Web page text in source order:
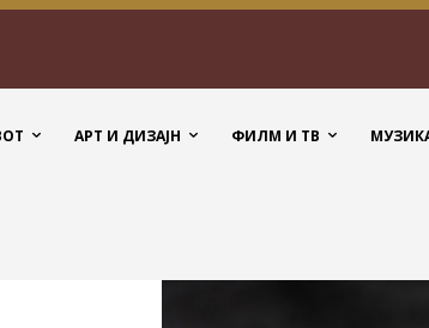
АРТ И ДИЗАЈН ФИЛМ И ТВ